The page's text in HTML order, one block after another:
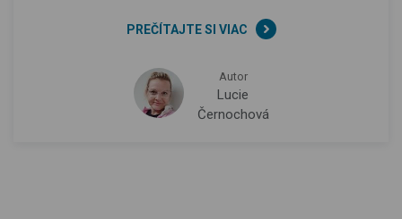
PREČÍTAJTE SI VIAC
Autor
Lucie
Černochová